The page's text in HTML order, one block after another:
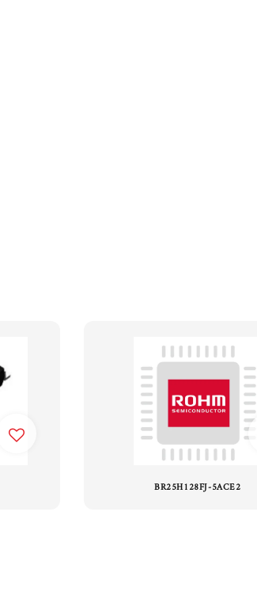
BR25H128FJ-5ACE2